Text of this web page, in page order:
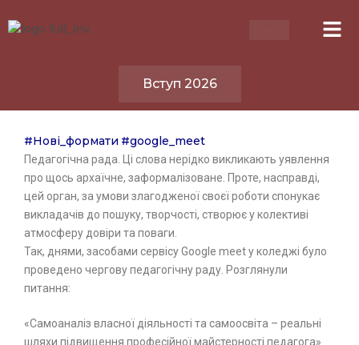
Вступ 2026
#Нові_формати #google_meet
Педагогічна рада. Ці слова нерідко викликають уявлення
про щось архаїчне, заформалізоване. Проте, насправді,
цей орган, за умови злагодженої своєї роботи спонукає
викладачів до пошуку, творчості, створює у колективі
атмосферу довіри та поваги.
Так, днями, засобами сервісу Google meet у коледжі було
проведено чергову педагогічну раду. Розглянули
питання:
«Самоаналіз власної діяльності та самоосвіта – реальні
шляхи підвищення професійної майстерності педагога»